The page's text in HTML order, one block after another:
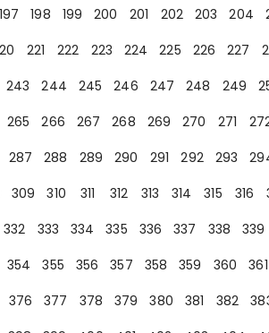
197 198 199 200 201 202 203 204
221 222 223 224 225 226 227
243 244 245 246 247 248 249
265 266 267 268 269 270 271
287 288 289 290 291 292 293
309 310 311 312 313 314 315 316
332 333 334 335 336 337 338 339
354 355 356 357 358 359 360 361
376 377 378 379 380 381 382